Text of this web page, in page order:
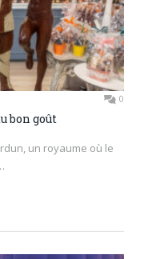
0
bon goût
un royaume où le